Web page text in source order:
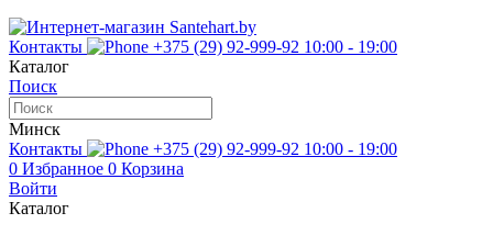
Контакты +375 (29) 92-999-92 10:00 - 19:00
Каталог
Поиск
Минск
Контакты
+375 (29) 92-999-92 10:00 - 19:00
0 Избранное 0 Корзина
Войти
Каталог